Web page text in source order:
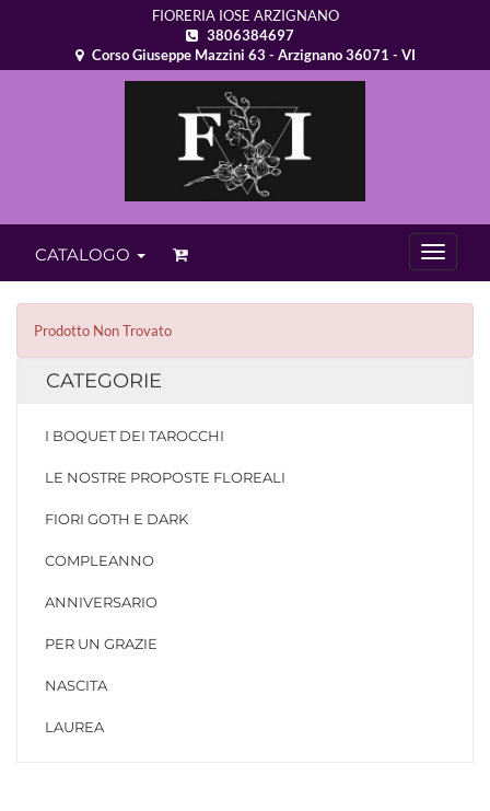
FIORERIA IOSE ARZIGNANO
3806384697
Corso Giuseppe Mazzini 63 - Arzignano 36071 - VI
CATALOGO
Prodotto Non Trovato
CATEGORIE
I BOQUET DEI TAROCCHI
LE NOSTRE PROPOSTE FLOREALI
FIORI GOTH E DARK
COMPLEANNO
ANNIVERSARIO
PER UN GRAZIE
NASCITA
LAUREA